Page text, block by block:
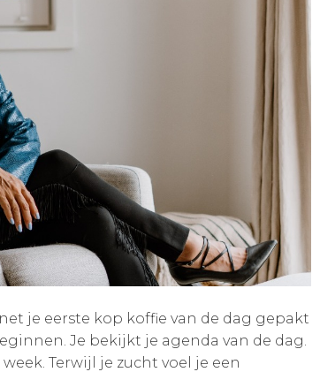
je eerste kop koffie van de dag gepakt
Je bekijkt je agenda van de dag.
Terwijl je zucht voel je een